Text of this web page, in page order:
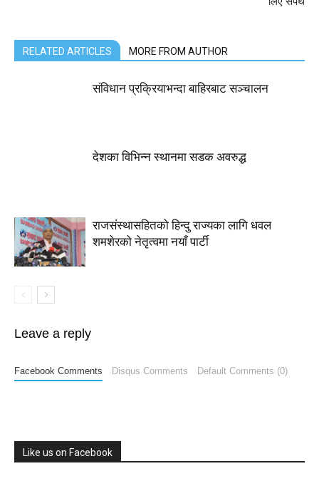
RELATED ARTICLES MORE FROM AUTHOR
संविधान प्रक्रियाभन्दा बाहिरबाट सञ्चालन
देशका विभिन्न स्थानमा सडक अवरुद्ध
राजसंस्थासहितको हिन्दु राज्यका लागि धवल
शमशेरको नेतृत्वमा नयाँ पार्टी
Leave a reply
Facebook Comments Disqus Comments Default Comments (0)
Like us on Facebook